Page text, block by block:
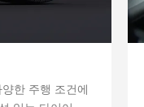
한 주행 조건에